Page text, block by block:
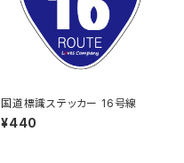
国道標識ステッカー 16号線
¥440